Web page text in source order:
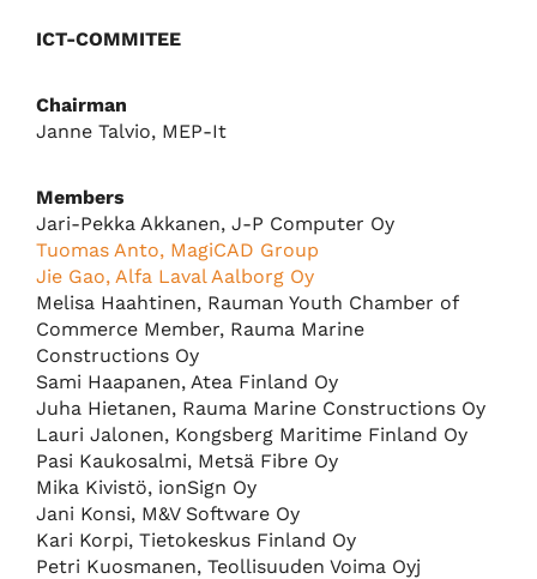
ICT-COMMITEE
Chairman
Janne Talvio, MEP-It
Members
Jari-Pekka Akkanen, J-P Computer Oy
Tuomas Anto, MagiCAD Group
Jie Gao, Alfa Laval Aalborg Oy
Melisa Haahtinen, Rauman Youth Chamber of
Commerce Member, Rauma Marine
Constructions Oy
Sami Haapanen, Atea Finland Oy
Juha Hietanen, Rauma Marine Constructions Oy
Lauri Jalonen, Kongsberg Maritime Finland Oy
Pasi Kaukosalmi, Metsä Fibre Oy
Mika Kivistö, ionSign Oy
Jani Konsi, M&V Software Oy
Kari Korpi, Tietokeskus Finland Oy
Petri Kuosmanen, Teollisuuden Voima Oyj